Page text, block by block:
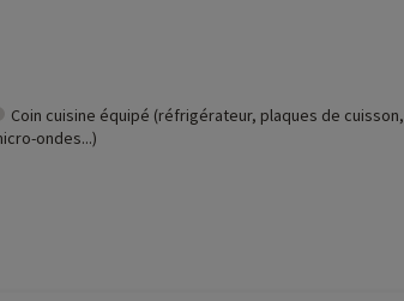
Coin cuisine équipé (réfrigérateur, plaques de cuisson,
ondes...)